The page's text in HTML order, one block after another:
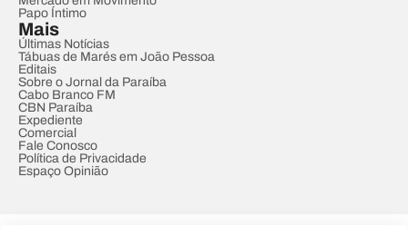
Papo Íntimo
Mais
Últimas Notícias
Tábuas de Marés em João Pessoa
Editais
Sobre o Jornal da Paraíba
Cabo Branco FM
CBN Paraíba
Expediente
Comercial
Fale Conosco
Política de Privacidade
Espaço Opinião